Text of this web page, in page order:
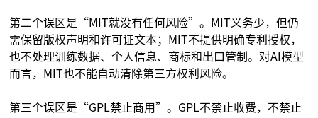
第二个误区是“MIT就没有任何风险”。MIT义务少，但仍
需保留版权声明和许可证文本；MIT不提供明确专利授权，
也不处理训练数据、个人信息、商标和出口管制。对AI模型
而言，MIT也不能自动清除第三方权利风险。
第三个误区是“GPL禁止商用”。GPL不禁止收费，不禁止